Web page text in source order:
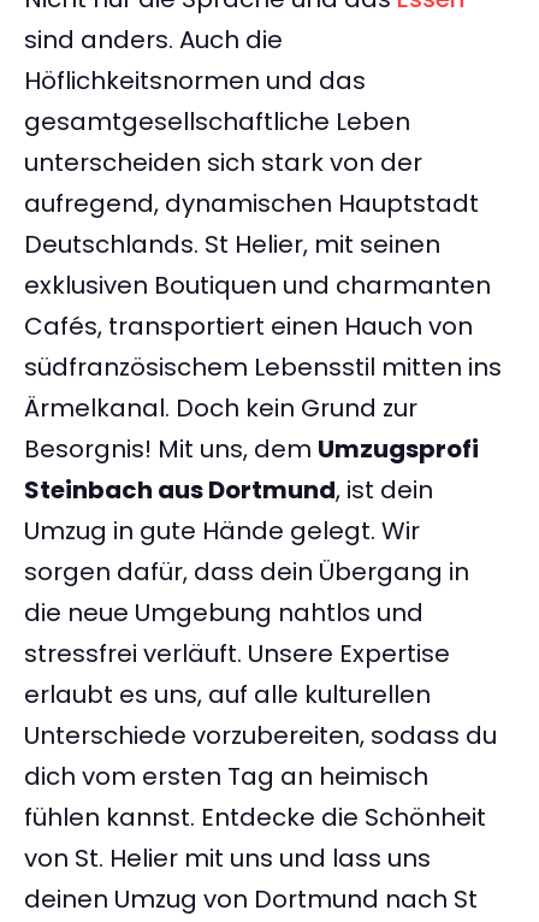
sind anders. Auch die
Höflichkeitsnormen und das
gesamtgesellschaftliche Leben
unterscheiden sich stark von der
aufregend, dynamischen Hauptstadt
Deutschlands. St Helier, mit seinen
exklusiven Boutiquen und charmanten
Cafés, transportiert einen Hauch von
südfranzösischem Lebensstil mitten ins
Ärmelkanal. Doch kein Grund zur
Besorgnis! Mit uns, dem Umzugsprofi
Steinbach aus Dortmund, ist dein
Umzug in gute Hände gelegt. Wir
sorgen dafür, dass dein Übergang in
die neue Umgebung nahtlos und
stressfrei verläuft. Unsere Expertise
erlaubt es uns, auf alle kulturellen
Unterschiede vorzubereiten, sodass du
dich vom ersten Tag an heimisch
fühlen kannst. Entdecke die Schönheit
von St. Helier mit uns und lass uns
deinen Umzug von Dortmund nach St